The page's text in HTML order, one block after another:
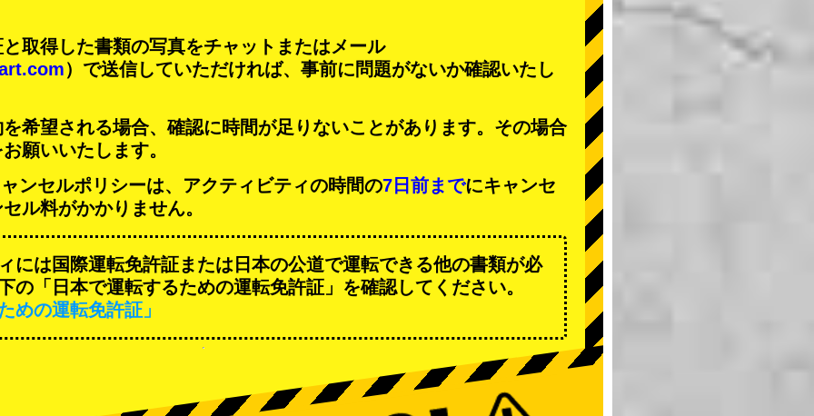
取得した書類の写真をチャットまたはメール
）で送信していただければ、事前に問題がないか確認いたし
希望される場合、確認に時間が足りないことがあります。その場合
願いいたします。
ンセルポリシーは、アクティビティの時間の7日前までにキャンセ
ル料がかかりません。
には国際運転免許証または日本の公道で運転できる他の書類が必
の「日本で運転するための運転免許証」を確認してください。
めの運転免許証」